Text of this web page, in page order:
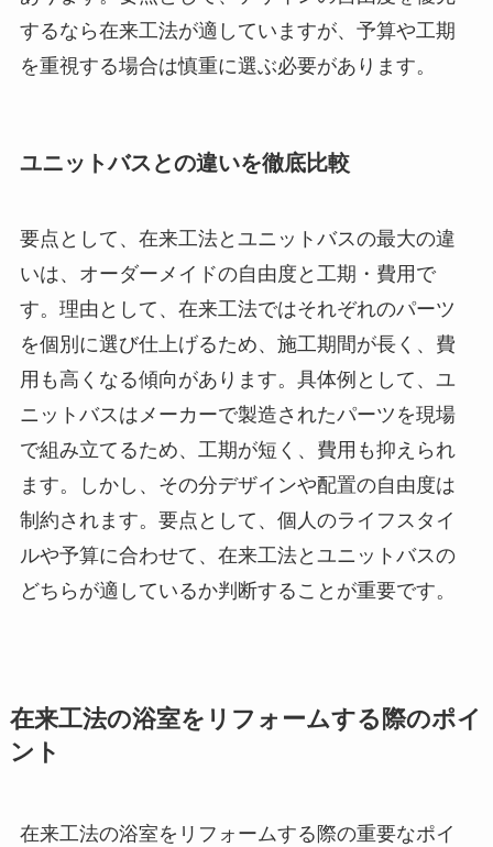
するなら在来工法が適していますが、予算や工期
を重視する場合は慎重に選ぶ必要があります。
ユニットバスとの違いを徹底比較
要点として、在来工法とユニットバスの最大の違
いは、オーダーメイドの自由度と工期・費用で
す。理由として、在来工法ではそれぞれのパーツ
を個別に選び仕上げるため、施工期間が長く、費
用も高くなる傾向があります。具体例として、ユ
ニットバスはメーカーで製造されたパーツを現場
で組み立てるため、工期が短く、費用も抑えられ
ます。しかし、その分デザインや配置の自由度は
制約されます。要点として、個人のライフスタイ
ルや予算に合わせて、在来工法とユニットバスの
どちらが適しているか判断することが重要です。
在来工法の浴室をリフォームする際のポイ
ント
在来工法の浴室をリフォームする際の重要なポイ